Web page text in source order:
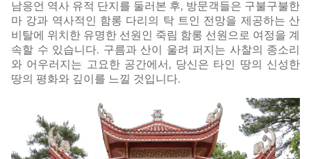
남응언 역사 유적 단지를 둘러본 후, 방문객들은 구불구불한
마 강과 역사적인 함롱 다리의 탁 트인 전망을 제공하는 산
비탈에 위치한 유명한 선원인 죽림 함롱 선원으로 여정을 계
속할 수 있습니다. 구름과 산이 울려 퍼지는 사찰의 종소리
와 어우러지는 고요한 공간에서, 당신은 타인 땅의 신성한
땅의 평화와 깊이를 느낄 것입니다.